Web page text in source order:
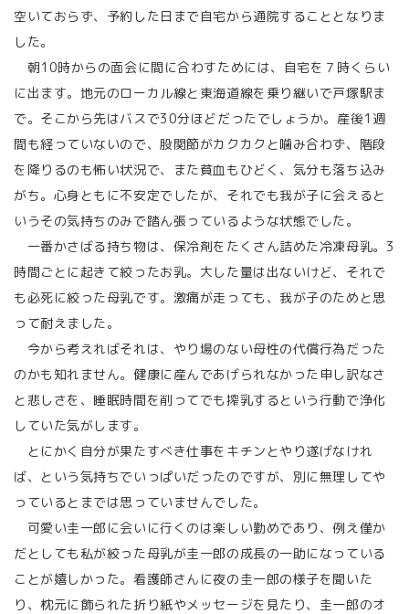
空いておらず、予約した日まで自宅から通院することとなりま
した。
朝10時からの面会に間に合わすためには、自宅を７時くらい
に出ます。地元のローカル線と東海道線を乗り継いで戸塚駅ま
で。そこから先はバスで30分ほどだったでしょうか。産後1週
間も経っていないので、股関節がカクカクと噛み合わず、階段
を降りるのも怖い状況で、また貧血もひどく、気分も落ち込み
がち。心身ともに不安定でしたが、それでも我が子に会えると
いうその気持ちのみで踏ん張っているような状態でした。
一番かさばる持ち物は、保冷剤をたくさん詰めた冷凍母乳。3
時間ごとに起きて絞ったお乳。大した量は出ないけど、それで
も必死に絞った母乳です。激痛が走っても、我が子のためと思
って耐えました。
今から考えればそれは、やり場のない母性の代償行為だった
のかも知れません。健康に産んであげられなかった申し訳なさ
と悲しさを、睡眠時間を削ってでも搾乳するという行動で浄化
していた気がします。
とにかく自分が果たすべき仕事をキチンとやり遂げなけれ
ば、という気持ちでいっぱいだったのですが、別に無理してや
っているとまでは思っていませんでした。
可愛い圭一郎に会いに行くのは楽しい勤めであり、例え僅か
だとしても私が絞った母乳が圭一郎の成長の一助になっている
ことが嬉しかった。看護師さんに夜の圭一郎の様子を聞いた
り、枕元に飾られた折り紙やメッセージを見たり、圭一郎のオ